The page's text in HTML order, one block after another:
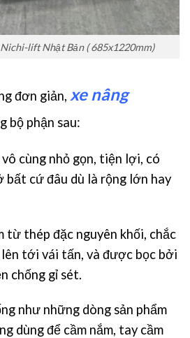
lift Nhật Bản ( 685x1220mm)
đơn giản, xe nâng
bộ phận sau:
cùng nhỏ gọn, tiện lợi, có
bất cứ đâu dù là rộng lớn hay
từ thép đặc nguyên khối, chắc
tới vái tấn, và được bọc bởi
chống gỉ sét.
như những dòng sản phẩm
dùng để cầm nắm, tay cầm